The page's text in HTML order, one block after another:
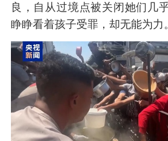
良，自从过境点被关闭她们几
睁睁看着孩子受罪，却无能为力。